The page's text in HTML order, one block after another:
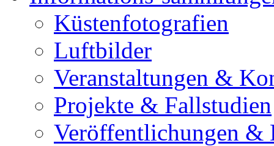
Küstenfotografien
Luftbilder
Veranstaltungen &
Projekte & Fallstudien
Veröffentlichungen &